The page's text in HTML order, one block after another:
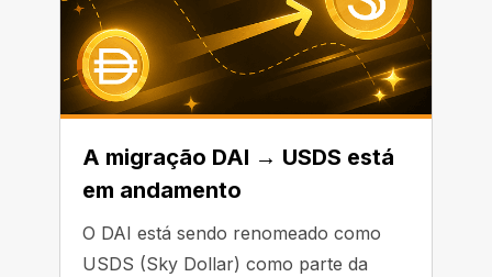
A migração DAI → USDS está
em andamento
O DAI está sendo renomeado como
USDS (Sky Dollar) como parte da